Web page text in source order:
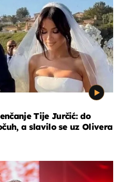
Tije Jurčić: do
a slavilo se uz Olivera